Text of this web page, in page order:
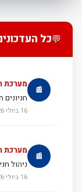
💬כל
📰
מערכת
16 ביולי 2026
📰
מערכת
ניהול
16 ביולי 2026